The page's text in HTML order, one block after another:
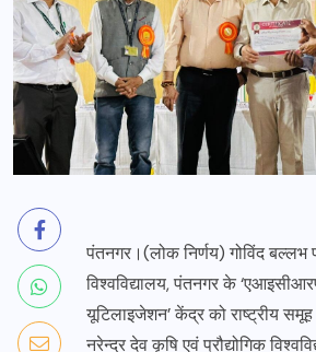
पंतनगर।(लोक निर्णय) गोविंद बल्लभ
विश्वविद्यालय, पंतनगर के
यूटिलाइजेशन’ केंद्र को राष्ट्रीय
नरेन्द्र देव कृषि एवं प्रौद्योगिक